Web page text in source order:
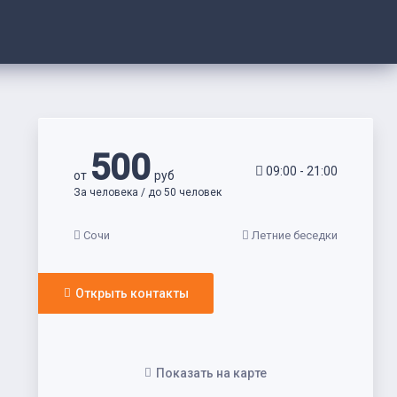
от 500руб
За человека / до 50 человек
09:00 - 21:00
Сочи Летние беседки
Открыть контакты
Показать на карте